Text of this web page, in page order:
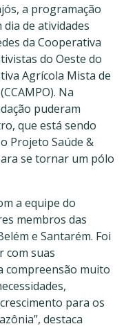
a programação
de atividades
da Cooperativa
do Oeste do
Agrícola Mista de
Na
puderam
que está sendo
Projeto Saúde &
se tornar um pólo
a equipe do
membros das
e Santarém. Foi
com suas
compreensão muito
para os
destaca